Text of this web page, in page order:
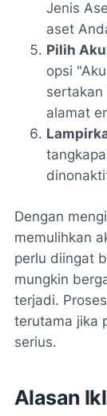
Jenis
aset
Pilih
opsi
sertakan
alamat
Dengan
memulihkan
perlu diingat
mungkin
terjadi.
terutama jika
serius.
Alasan